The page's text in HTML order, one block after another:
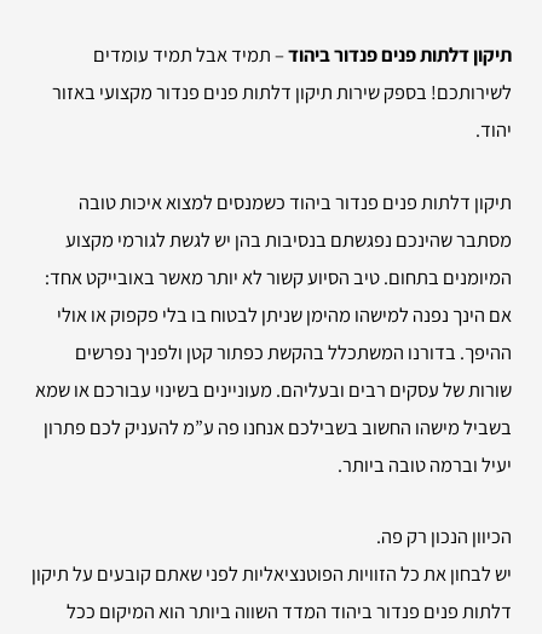
תיקון דלתות פנים פנדור ביהוד– תמיד אבל תמיד עומדים
לשירותכם! בספק שירות תיקון דלתות פנים פנדור מקצועי באזור
יהוד.
תיקון דלתות פנים פנדור ביהוד כשמנסים למצוא איכות טובה
מסתבר שהינכם נפגשתם בנסיבות בהן יש לגשת לגורמי מקצוע
המיומנים בתחום. טיב הסיוע קשור לא יותר מאשר באובייקט אחד:
אם הינך נפנה למישהו מהימן שניתן לבטוח בו בלי פקפוק או אולי
ההיפך. בדורנו המשתכלל בהקשת כפתור קטן ולפניך נפרשים
שורות של עסקים רבים ובעליהם. מעוניינים בשינוי עבורכם או שמא
בשביל מישהו החשוב בשבילכם אנחנו פה ע”מ להעניק לכם פתרון
יעיל וברמה טובה ביותר.
הכיוון הנכון רק פה.
יש לבחון את כל הזוויות הפוטנציאליות לפני שאתם קובעים על תיקון
דלתות פנים פנדור ביהוד המדד השווה ביותר הוא המיקום ככל